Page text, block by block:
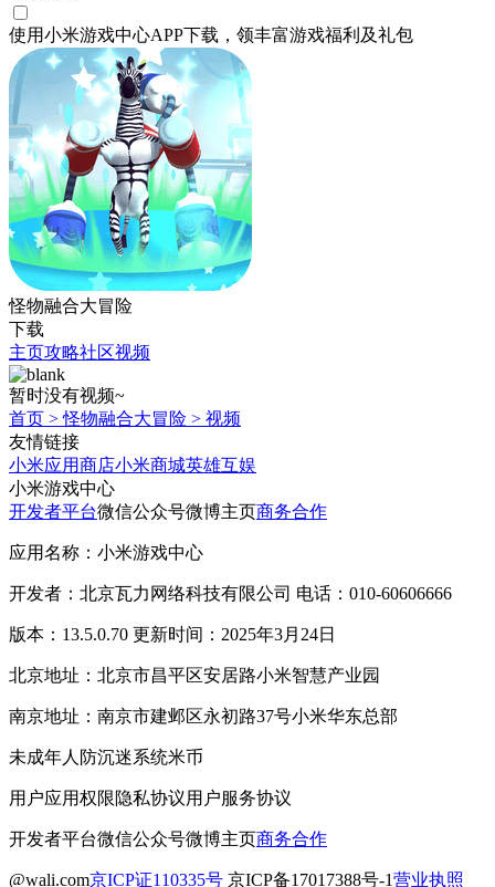
使用小米游戏中心APP下载 ，领丰富游戏福利 及礼包
怪物融合大冒险
下载
主页攻略社区视频
暂时没有视频~
首页 >怪物融合大冒险 > 视频
友情链接
小米应用商店小米商城英雄互娱
小米游戏中心
开发者平台微信公众号微博主页商务合作
应用名称：小米游戏中心
开发者：北京瓦力网络科技有限公司 电话：010-60606666
版本：13.5.0.70 更新时间：2025年3月24日
北京地址：北京市昌平区安居路小米智慧产业园
南京地址：南京市建邺区永初路37号小米华东总部
未成年人防沉迷系统米币
用户应用权限隐私协议用户服务协议
开发者平台微信公众号微博主页商务合作
@wali.com京ICP证110335号 京ICP备17017388号-1营业执照